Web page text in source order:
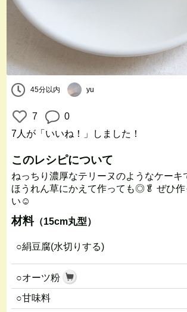
45分以内 yu
7
0
7人 が「いいね！」しました！
このレシピについて
ねっちり濃厚なテリーヌのようなケーキ
ほうれん草にかえて作っても◎🥬 ぜひ作
い☺️
材料（15cm丸型）
○絹豆腐(水切りする)
○オーツ粉
○甘味料